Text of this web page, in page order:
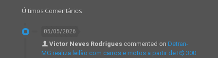
Últimos Comentários
05/05/2026
Victor Neves Rodrigues commented on Detran-
MG realiza leilão com carros e motos a partir de R$ 300